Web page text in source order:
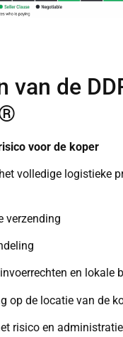
van de
voor de koper
volledige logistieke
verzending
en lokale
op de locatie van de
risico en